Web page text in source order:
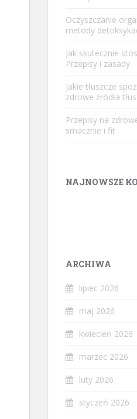
Oczyszczanie
metody
Jak skutecznie
Przepisy i zasady
Jakie tłuszcze
zdrowe źródła
Przepisy na
smacznie i fit
NAJNOWSZE
ARCHIWA
lipiec 2026
maj 2026
kwiecień 2026
marzec 2026
luty 2026
styczeń 2026